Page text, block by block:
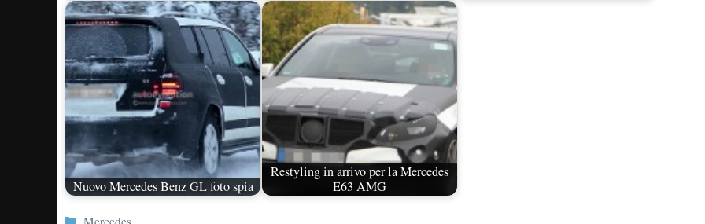
Nuovo Mercedes Benz GL foto spia
Restyling in arrivo per la Mercedes
E63 AMG
Categorie
Mercedes